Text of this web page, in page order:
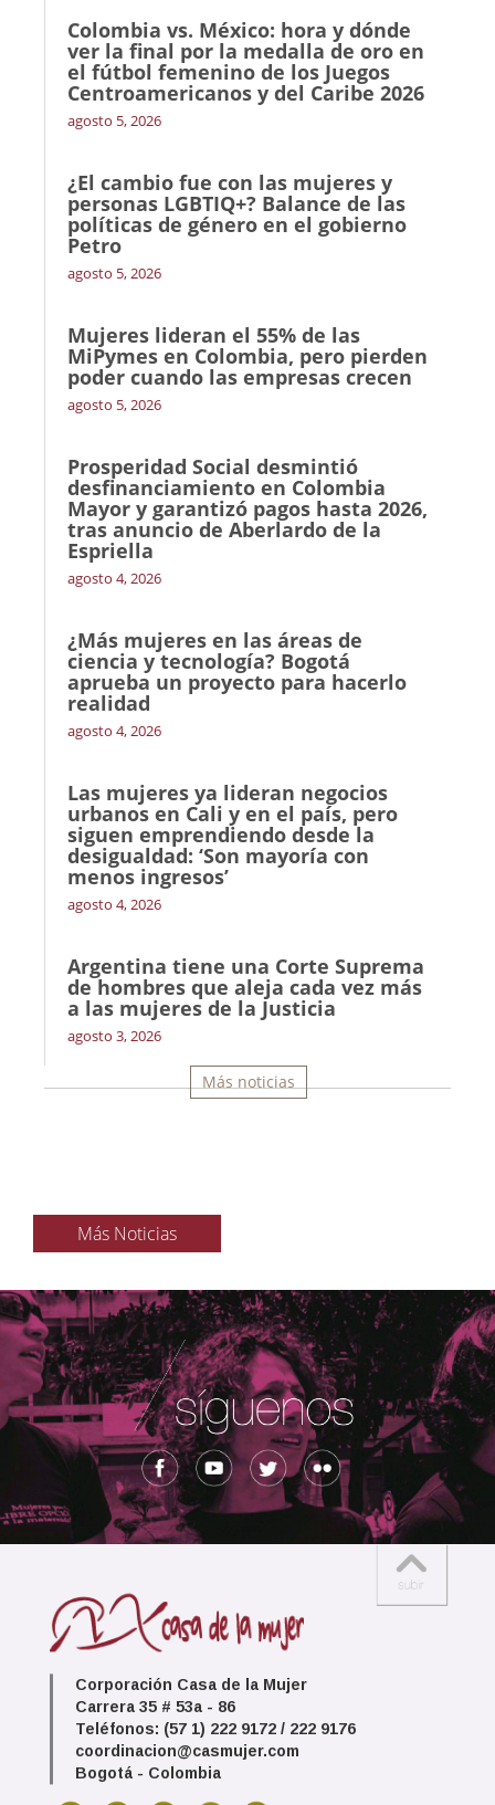
Colombia vs. México: hora y dónde
ver la final por la medalla de oro en
el fútbol femenino de los Juegos
Centroamericanos y del Caribe 2026
agosto 5, 2026
¿El cambio fue con las mujeres y
personas LGBTIQ+? Balance de las
políticas de género en el gobierno
Petro
agosto 5, 2026
Mujeres lideran el 55% de las
MiPymes en Colombia, pero pierden
poder cuando las empresas crecen
agosto 5, 2026
Prosperidad Social desmintió
desfinanciamiento en Colombia
Mayor y garantizó pagos hasta 2026,
tras anuncio de Aberlardo de la
Espriella
agosto 4, 2026
¿Más mujeres en las áreas de
ciencia y tecnología? Bogotá
aprueba un proyecto para hacerlo
realidad
agosto 4, 2026
Las mujeres ya lideran negocios
urbanos en Cali y en el país, pero
siguen emprendiendo desde la
desigualdad: ‘Son mayoría con
menos ingresos’
agosto 4, 2026
Argentina tiene una Corte Suprema
de hombres que aleja cada vez más
a las mujeres de la Justicia
agosto 3, 2026
Más noticias
Más Noticias
Corporación Casa de la Mujer
Carrera 35 # 53a - 86
Teléfonos: (57 1) 222 9172 / 222 9176
coordinacion@casmujer.com
Bogotá - Colombia